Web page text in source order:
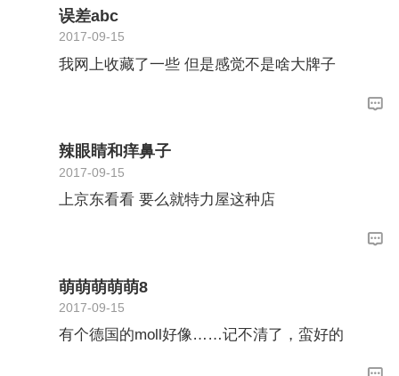
误差abc
2017-09-15
我网上收藏了一些 但是感觉不是啥大牌子
辣眼睛和痒鼻子
2017-09-15
上京东看看 要么就特力屋这种店
萌萌萌萌萌8
2017-09-15
有个德国的moll好像……记不清了，蛮好的